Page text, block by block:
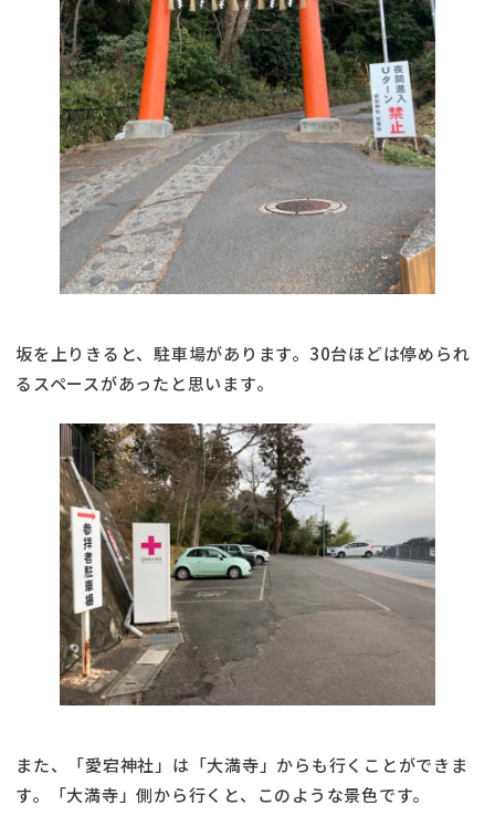
坂を上りきると、駐車場があります。30台ほどは停められ
るスペースがあったと思います。
また、「愛宕神社」は「大満寺」からも行くことができま
す。「大満寺」側から行くと、このような景色です。